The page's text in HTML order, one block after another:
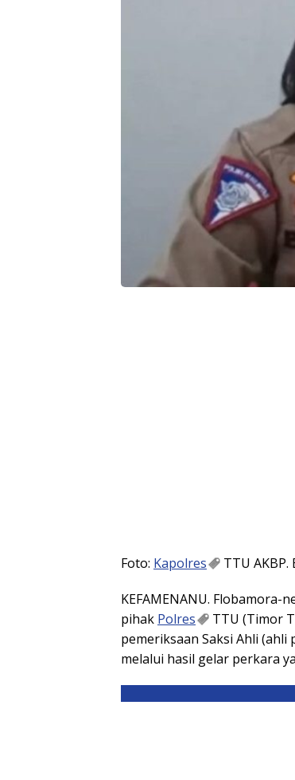
Foto: Kapolres TTU AKBP.
KEFAMENANU. Flobamora-
pihak Polres
TTU (Timor
pemeriksaan Saksi Ahli
melalui hasil gelar perkara